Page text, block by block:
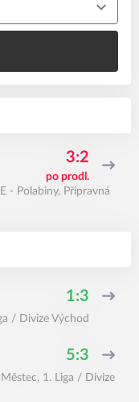
3:2
po prodl.
- Polabiny, Přípravná
1:3
/ Divize Východ
5:3
, 1. Liga / Divize